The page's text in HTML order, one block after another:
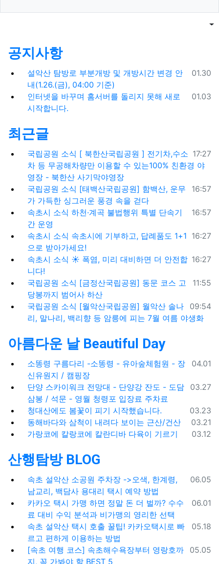
목록게
공지사항
등록일
01.30
설악산 탐방로 부분개방 및 개방시간 변경 안
내(1.26.(금), 04:00 기준)
등록일
01.03
인터넷을 바꾸며 홈서버를 돌리지 못해 새로
시작합니다.
최근글
등록일
17:27
국립공원 소식 [ 북한산국립공원 ] 전기차,수소
차 등 무공해차량만 이용할 수 있는100% 친환경 야
영장 - 북한산 사기막야영장
등록일
16:57
국립공원 소식 [태백산국립공원] 함백산, 운무
가 가득한 싱그러운 풍경 속을 걷다
등록일
16:57
속초시 소식 하천·계곡 불법행위 특별 단속기
간 운영
등록일
16:27
속초시 소식 속초시에 기부하고, 답례품도 1+1
으로 받아가세요!
등록일
16:27
속초시 소식 ☀️ 폭염, 미리 대비하면 더 안전합
니다!
등록일
11:55
국립공원 소식 [금정산국립공원] 동문 코스 고
당봉까지 범어사 하산
등록일
09:54
국립공원 소식 [월악산국립공원] 월악산 솔나
리, 말나리, 백리향 등 암릉에 피는 7월 여름 야생화
아름다운 날 Beautiful Day
등록일
04.01
소똥령 구름다리 -소똥령 - 유아숲체험원 - 장
신유원지 / 캠핑장
등록일
03.27
단양 스카이워크 전망대 - 단양강 잔도 - 도담
삼봉 / 석문 - 영월 청령포 입장료 주차료
등록일
03.23
청대산에도 봄꽃이 피기 시작했습니다.
등록일
03.21
동해바다와 삼척이 내려다 보이는 근산/건산
등록일
03.12
가랑코에 칼랑코에 칼란디바 다육이 기르기
산행탐방 BLOG
등록일
06.05
속초 설악산 소공원 주차장 ->오색, 한계령,
남교리, 백담사 용대리 택시 예약 방법
등록일
06.01
카카오 택시 가맹 하면 정말 돈 더 벌까? 수수
료 대비 수익 분석과 비가맹의 영리한 선택
등록일
05.18
속초 설악산 택시 호출 꿀팁! 카카오택시로 빠
르고 편하게 이용하는 방법
등록일
05.05
[속초 여행 코스] 속초해수욕장부터 영랑호까
지, 꼭 가봐야 할 BEST 5